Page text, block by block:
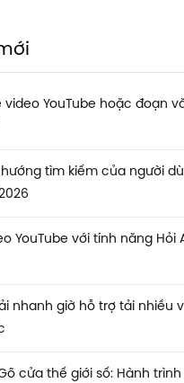
video YouTube hoặc đoạn
hướng tìm kiếm của người
YouTube với tính năng Hỏi
nhanh giờ hỗ trợ tải nhiều
cửa thế giới số: Hành trình